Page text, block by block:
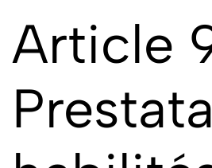
Article